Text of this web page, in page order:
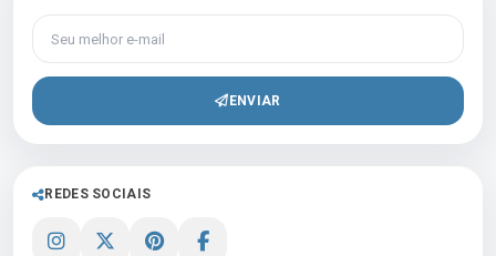
Seu melhor e-mail
ENVIAR
REDES SOCIAIS